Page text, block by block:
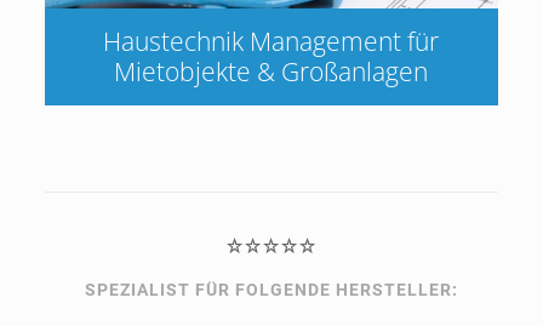
Haustechnik Management für
Mietobjekte & Großanlagen
SPEZIALIST FÜR FOLGENDE HERSTELLER: